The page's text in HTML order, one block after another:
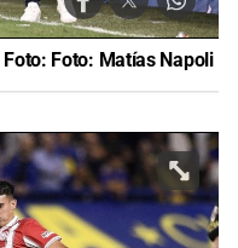
Foto: Foto: Matías Napoli